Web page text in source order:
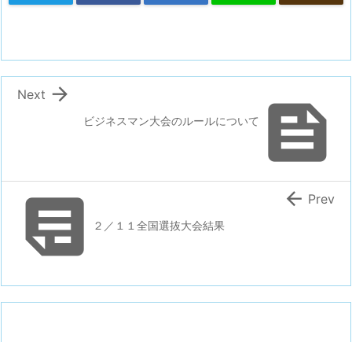

ビジネスマン大会のルールについて

Next
 ２／１１全国選抜大会結果
 Prev